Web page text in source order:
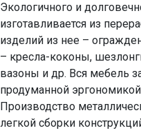
Экологичного и
изготавливается из
изделий из нее –
– кресла-коконы,
вазоны и др. Вся мебель
продуманной
Производство
легкой сборки